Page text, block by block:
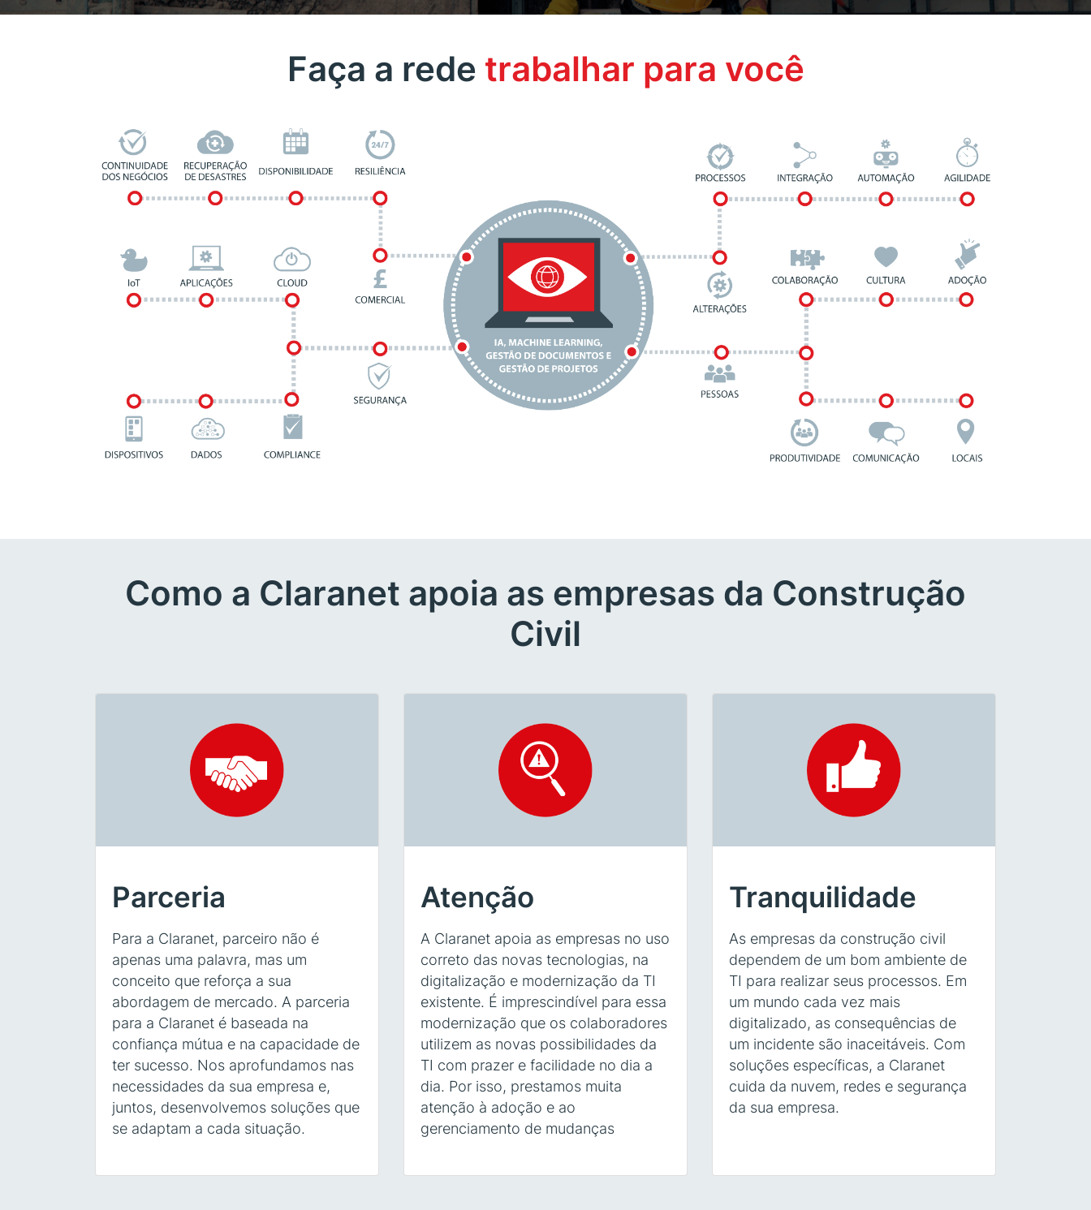
Faça a rede trabalhar para você
Como a Claranet apoia as empresas da Construção
Civil
Parceria
Para a Claranet, parceiro não é
apenas uma palavra, mas um
conceito que reforça a sua
abordagem de mercado. A parceria
para a Claranet é baseada na
confiança mútua e na capacidade de
ter sucesso. Nos aprofundamos nas
necessidades da sua empresa e,
juntos, desenvolvemos soluções que
se adaptam a cada situação.
Atenção
A Claranet apoia as empresas no uso
correto das novas tecnologias, na
digitalização e modernização da TI
existente. É imprescindível para essa
modernização que os colaboradores
utilizem as novas possibilidades da
TI com prazer e facilidade no dia a
dia. Por isso, prestamos muita
atenção à adoção e ao
gerenciamento de mudanças
Tranquilidade
As empresas da construção civil
dependem de um bom ambiente de
TI para realizar seus processos. Em
um mundo cada vez mais
digitalizado, as consequências de
um incidente são inaceitáveis. Com
soluções específicas, a Claranet
cuida da nuvem, redes e segurança
da sua empresa.